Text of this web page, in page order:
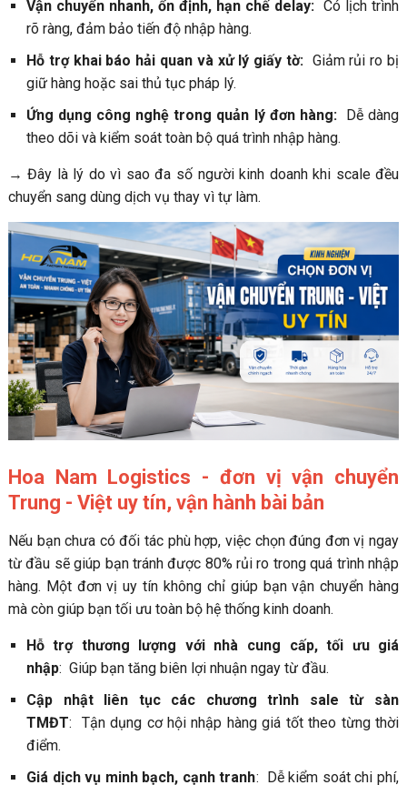
Vận chuyển nhanh, ổn định, hạn chế delay: Có lịch trình
rõ ràng, đảm bảo tiến độ nhập hàng.
Hỗ trợ khai báo hải quan và xử lý giấy tờ: Giảm rủi ro bị
giữ hàng hoặc sai thủ tục pháp lý.
Ứng dụng công nghệ trong quản lý đơn hàng: Dễ dàng
theo dõi và kiểm soát toàn bộ quá trình nhập hàng.
→ Đây là lý do vì sao đa số người kinh doanh khi scale đều
chuyển sang dùng dịch vụ thay vì tự làm.
Hoa Nam Logistics - đơn vị vận chuyển
Trung - Việt uy tín, vận hành bài bản
Nếu bạn chưa có đối tác phù hợp, việc chọn đúng đơn vị ngay
từ đầu sẽ giúp bạn tránh được 80% rủi ro trong quá trình nhập
hàng. Một đơn vị uy tín không chỉ giúp bạn vận chuyển hàng
mà còn giúp bạn tối ưu toàn bộ hệ thống kinh doanh.
Hỗ trợ thương lượng với nhà cung cấp, tối ưu giá
nhập: Giúp bạn tăng biên lợi nhuận ngay từ đầu.
Cập nhật liên tục các chương trình sale từ sàn
TMĐT: Tận dụng cơ hội nhập hàng giá tốt theo từng thời
điểm.
Giá dịch vụ minh bạch, cạnh tranh: Dễ kiểm soát chi phí,